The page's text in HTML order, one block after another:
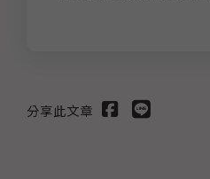
分享此文章